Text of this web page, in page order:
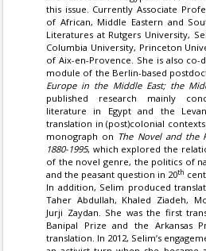
this issue. Currently Associate
of African, Middle Eastern and
Literatures at Rutgers University,
Columbia University, Princeton
of Aix-en-Provence. She is also
module of the Berlin-based
Europe in the Middle East; the
published research mainly
literature in Egypt and the
translation in (post)colonial
monograph on The Novel and the
1880-1995, which explored the
of the novel genre, the politics of
and the peasant question in 20th
In addition, Selim produced
Taher Abdullah, Khaled Ziadeh,
Jurji Zaydan. She was the first
Banipal Prize and the Arkansas
translation. In 2012, Selim’s